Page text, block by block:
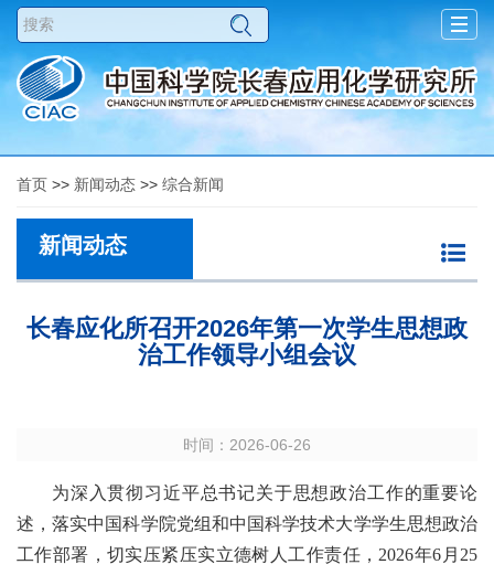
首页 >> 新闻动态 >> 综合新闻
新闻动态
长春应化所召开2026年第一次学生思想政
治工作领导小组会议
时间：2026-06-26
为深入贯彻习近平总书记关于思想政治工作的重要论
述，落实中国科学院党组和中国科学技术大学学生思想政治
工作部署，切实压紧压实立德树人工作责任，2026年6月25